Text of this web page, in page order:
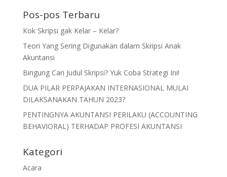
Pos-pos Terbaru
Kok Skripsi gak Kelar – Kelar?
Teori Yang Sering Digunakan dalam Skripsi Anak
Akuntansi
Bingung Cari Judul Skripsi? Yuk Coba Strategi Ini!
DUA PILAR PERPAJAKAN INTERNASIONAL MULAI
DILAKSANAKAN TAHUN 2023?
PENTINGNYA AKUNTANSI PERILAKU (ACCOUNTING
BEHAVIORAL) TERHADAP PROFESI AKUNTANSI
Kategori
Acara